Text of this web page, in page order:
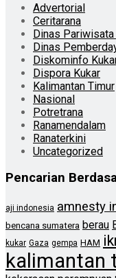
Advertorial
Ceritarana
Dinas Pariwisata
Dinas
Diskominfo
Dispora Kukar
Kalimantan Timur
Nasional
Potretrana
Ranamendalam
Ranaterkini
Uncategorized
Pencarian
aji indonesia amnesty
bencana sumatera berau
kukar Gaza gempa HAM
kalimantan